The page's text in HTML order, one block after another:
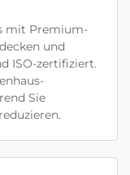
mit Premium-
und
ISO-zertifiziert.
Sie